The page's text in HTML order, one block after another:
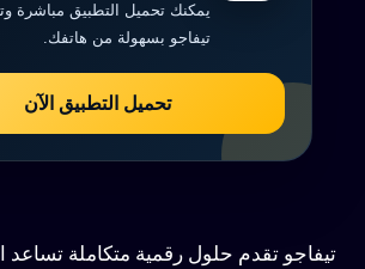
يمكنك تحميل التطبيق مباشرة
تيفاجو بسهولة من هاتفك.
تحميل التطبيق الآن
تيفاجو تقدم حلول رقمية متكاملة تساعد